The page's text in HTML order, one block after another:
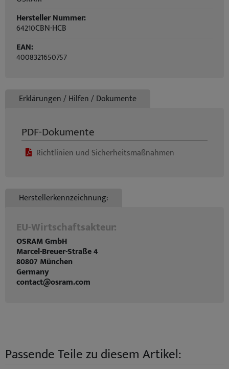
Hersteller Nummer:
64210CBN-HCB
EAN:
4008321650757
Erklärungen / Hilfen / Dokumente
PDF-Dokumente
Richtlinien und Sicherheitsmaßnahmen
Herstellerkennzeichnung:
EU-Wirtschaftsakteur:
OSRAM GmbH
Marcel-Breuer-Straße 4
80807 München
Germany
contact@osram.com
Passende Teile zu diesem Artikel: